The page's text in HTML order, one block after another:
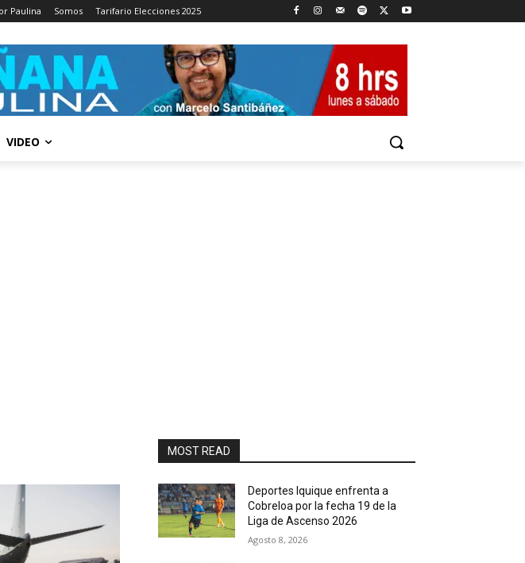
Paulina Somos Tarifario Elecciones 2025
VIDEO
MOST READ
Deportes Iquique enfrenta a
Cobreloa por la fecha 19 de la
Liga de Ascenso 2026
Agosto 8, 2026